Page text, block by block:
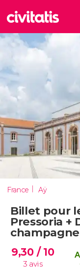
France Aÿ
Billet pour
Pressoria +
champagne
9,30 / 10
3 avis